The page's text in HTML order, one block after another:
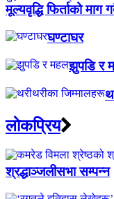
मूल्यवृद्धि फिर्ताको माग
घण्टाघर
झुपडि र
लाेकप्रिय
श्रद्धाञ्जलीसभा सम्पन्न